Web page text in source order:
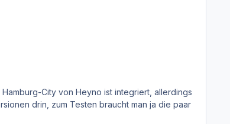
City von Heyno ist integriert, allerdings
drin, zum Testen braucht man ja die paar